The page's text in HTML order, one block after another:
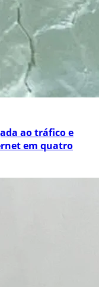
ao tráfico e
em quatro